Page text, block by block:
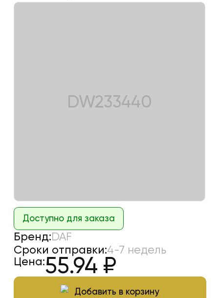
DW233440
Доступно для заказа
Бренд:DAF
Сроки отправки:4-7 недель
Цена:55.94 ₽
Добавить в корзину